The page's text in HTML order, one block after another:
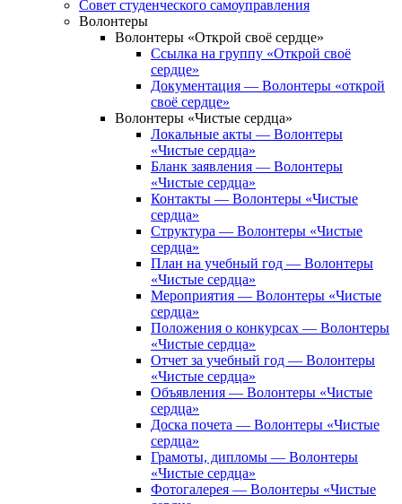
Совет студенческого самоуправления
Волонтеры
Волонтеры «Открой своё сердце»
Ссылка на группу «Открой своё
сердце»
Документация — Волонтеры «открой
своё сердце»
Волонтеры «Чистые сердца»
Локальные акты — Волонтеры
«Чистые сердца»
Бланк заявления — Волонтеры
«Чистые сердца»
Контакты — Волонтеры «Чистые
сердца»
Структура — Волонтеры «Чистые
сердца»
План на учебный год — Волонтеры
«Чистые сердца»
Мероприятия — Волонтеры «Чистые
сердца»
Положения о конкурсах — Волонтеры
«Чистые сердца»
Отчет за учебный год — Волонтеры
«Чистые сердца»
Объявления — Волонтеры «Чистые
сердца»
Доска почета — Волонтеры «Чистые
сердца»
Грамоты, дипломы — Волонтеры
«Чистые сердца»
Фотогалерея — Волонтеры «Чистые